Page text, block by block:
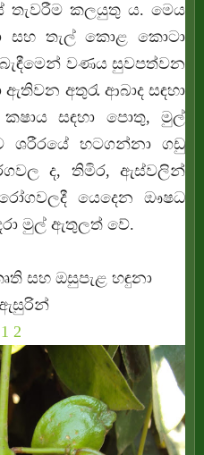
තැවරීම කලයුතු ය. මෙය
සහ තැල් කොළ කොටා
වණය සුවපත්වන
අතුරැ ආබාද සඳහා
සඳහා පොතු, මුල්
ශරීරයේ හටගන්නා ගඩු
ද, තිමිර, ඇස්වලින්
යෙදෙන ඖෂධ
මුල් ඇතුලත් වේ.
සහ ඔසුපැළ හඳුනා
1 2